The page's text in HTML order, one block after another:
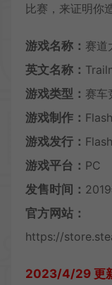
比赛，来证明你
游戏名称： 赛道
英文名称：
游戏类型： 赛车
游戏制作：
游戏发行：
游戏平台： PC
发售时间：
官方网站：
https://
2023/4/29 更